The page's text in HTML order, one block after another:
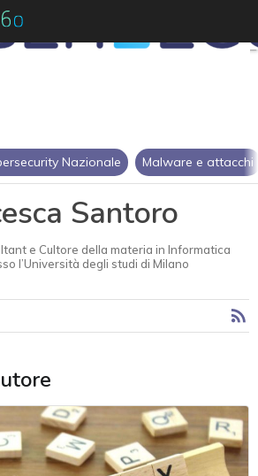
Nazionale Malware e attacchi
Santoro
e Cultore della materia in Informatica
l’Università degli studi di Milano